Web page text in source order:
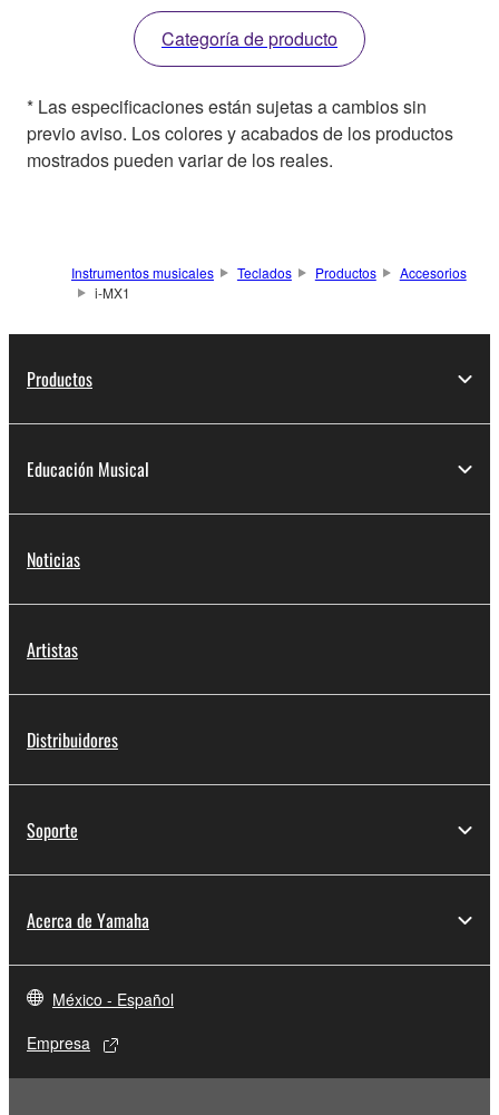
Categoría de producto
* Las especificaciones están sujetas a cambios sin
previo aviso. Los colores y acabados de los productos
mostrados pueden variar de los reales.
Instrumentos musicales Teclados Productos
Accesorios
i-MX1
Productos
Educación Musical
Noticias
Artistas
Distribuidores
Soporte
Acerca de Yamaha
México - Español
Empresa